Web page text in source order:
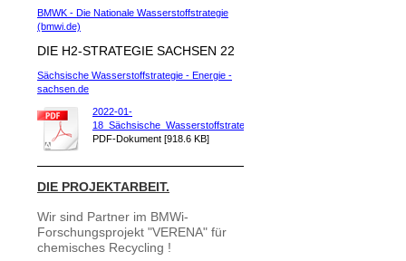
BMWK - Die Nationale Wasserstoffstrategie
(bmwi.de)
DIE H2-STRATEGIE SACHSEN 22
Sächsische Wasserstoffstrategie - Energie -
sachsen.de
2022-01-
18_Sächsische_Wasserstoffstrateg[...]
PDF-Dokument [918.6 KB]
DIE PROJEKTARBEIT.
Wir sind Partner im BMWi-
Forschungsprojekt "VERENA" für
chemisches Recycling !